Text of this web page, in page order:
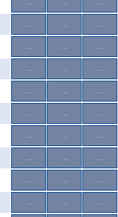
... ...
...
... ...
...
... ...
...
... ...
...
... ...
...
... ...
...
... ...
...
... ...
...
... ...
...